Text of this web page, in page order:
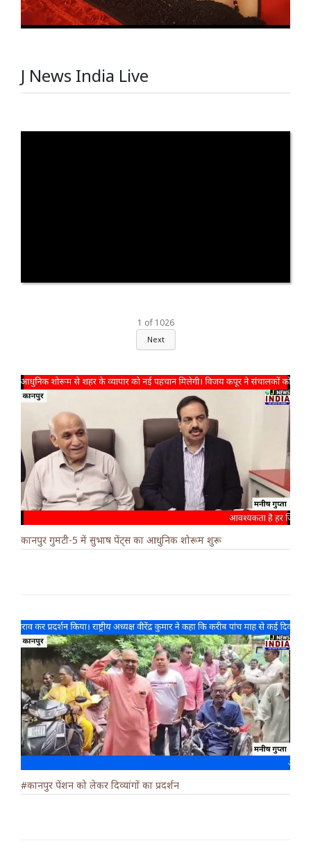
J News India Live
1 of 1026
Next
कानपुर गुमटी-5 में सुभाष पेंट्स का आधुनिक शोरूम शुरू
#कानपुर पेंशन को लेकर दिव्यांगों का प्रदर्शन